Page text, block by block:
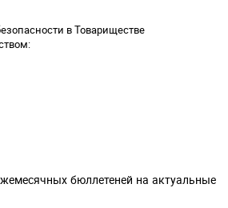
в Товариществе
бюллетеней на актуальные